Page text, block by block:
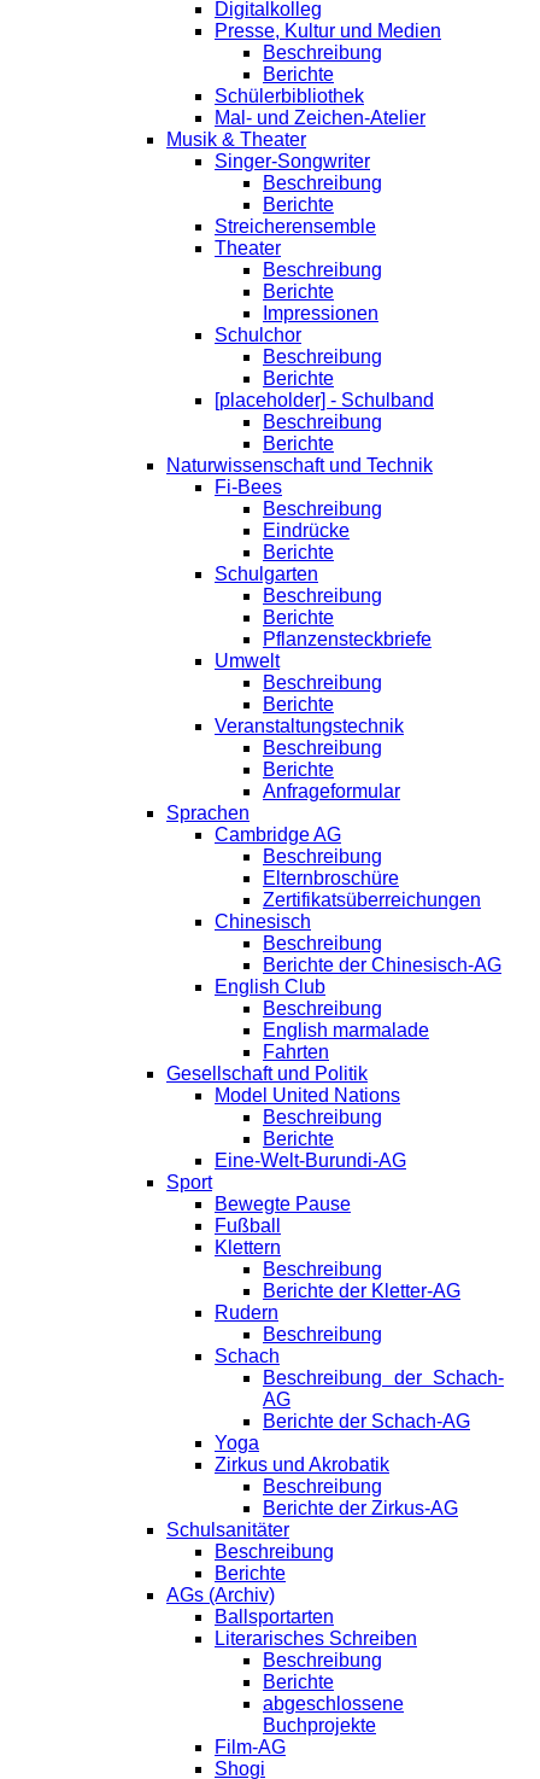
Digitalkolleg
Presse, Kultur und Medien
Beschreibung
Berichte
Schülerbibliothek
Mal- und Zeichen-Atelier
Musik & Theater
Singer-Songwriter
Beschreibung
Berichte
Streicherensemble
Theater
Beschreibung
Berichte
Impressionen
Schulchor
Beschreibung
Berichte
[placeholder] - Schulband
Beschreibung
Berichte
Naturwissenschaft und Technik
Fi-Bees
Beschreibung
Eindrücke
Berichte
Schulgarten
Beschreibung
Berichte
Pflanzensteckbriefe
Umwelt
Beschreibung
Berichte
Veranstaltungstechnik
Beschreibung
Berichte
Anfrageformular
Sprachen
Cambridge AG
Beschreibung
Elternbroschüre
Zertifikatsüberreichungen
Chinesisch
Beschreibung
Berichte der Chinesisch-AG
English Club
Beschreibung
English marmalade
Fahrten
Gesellschaft und Politik
Model United Nations
Beschreibung
Berichte
Eine-Welt-Burundi-AG
Sport
Bewegte Pause
Fußball
Klettern
Beschreibung
Berichte der Kletter-AG
Rudern
Beschreibung
Schach
Beschreibung der Schach-
AG
Berichte der Schach-AG
Yoga
Zirkus und Akrobatik
Beschreibung
Berichte der Zirkus-AG
Schulsanitäter
Beschreibung
Berichte
AGs (Archiv)
Ballsportarten
Literarisches Schreiben
Beschreibung
Berichte
abgeschlossene
Buchprojekte
Film-AG
Shogi